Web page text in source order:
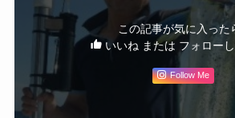
この記事が気に入った
いいね または フォローし
Follow Me